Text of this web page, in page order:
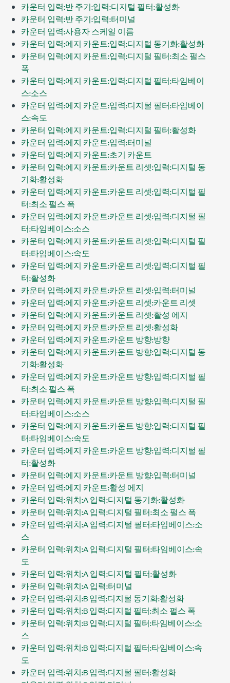
카운터 입력:반 주기:입력:디지털 필터:활성화
카운터 입력:반 주기:입력:터미널
카운터 입력:사용자 스케일 이름
카운터 입력:에지 카운트:입력:디지털 동기화:활성화
카운터 입력:에지 카운트:입력:디지털 필터:최소 펄스
폭
카운터 입력:에지 카운트:입력:디지털 필터:타임베이
스:소스
카운터 입력:에지 카운트:입력:디지털 필터:타임베이
스:속도
카운터 입력:에지 카운트:입력:디지털 필터:활성화
카운터 입력:에지 카운트:입력:터미널
카운터 입력:에지 카운트:초기 카운트
카운터 입력:에지 카운트:카운트 리셋:입력:디지털 동
기화:활성화
카운터 입력:에지 카운트:카운트 리셋:입력:디지털 필
터:최소 펄스 폭
카운터 입력:에지 카운트:카운트 리셋:입력:디지털 필
터:타임베이스:소스
카운터 입력:에지 카운트:카운트 리셋:입력:디지털 필
터:타임베이스:속도
카운터 입력:에지 카운트:카운트 리셋:입력:디지털 필
터:활성화
카운터 입력:에지 카운트:카운트 리셋:입력:터미널
카운터 입력:에지 카운트:카운트 리셋:카운트 리셋
카운터 입력:에지 카운트:카운트 리셋:활성 에지
카운터 입력:에지 카운트:카운트 리셋:활성화
카운터 입력:에지 카운트:카운트 방향:방향
카운터 입력:에지 카운트:카운트 방향:입력:디지털 동
기화:활성화
카운터 입력:에지 카운트:카운트 방향:입력:디지털 필
터:최소 펄스 폭
카운터 입력:에지 카운트:카운트 방향:입력:디지털 필
터:타임베이스:소스
카운터 입력:에지 카운트:카운트 방향:입력:디지털 필
터:타임베이스:속도
카운터 입력:에지 카운트:카운트 방향:입력:디지털 필
터:활성화
카운터 입력:에지 카운트:카운트 방향:입력:터미널
카운터 입력:에지 카운트:활성 에지
카운터 입력:위치:A 입력:디지털 동기화:활성화
카운터 입력:위치:A 입력:디지털 필터:최소 펄스 폭
카운터 입력:위치:A 입력:디지털 필터:타임베이스:소
스
카운터 입력:위치:A 입력:디지털 필터:타임베이스:속
도
카운터 입력:위치:A 입력:디지털 필터:활성화
카운터 입력:위치:A 입력:터미널
카운터 입력:위치:B 입력:디지털 동기화:활성화
카운터 입력:위치:B 입력:디지털 필터:최소 펄스 폭
카운터 입력:위치:B 입력:디지털 필터:타임베이스:소
스
카운터 입력:위치:B 입력:디지털 필터:타임베이스:속
도
카운터 입력:위치:B 입력:디지털 필터:활성화